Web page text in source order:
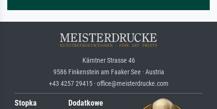
Kärntner Strasse 46
9586 Finkenstein am Faaker See · Austria
+43 4257 29415 · office@meisterdrucke.com
Stopka
Dodatkowe